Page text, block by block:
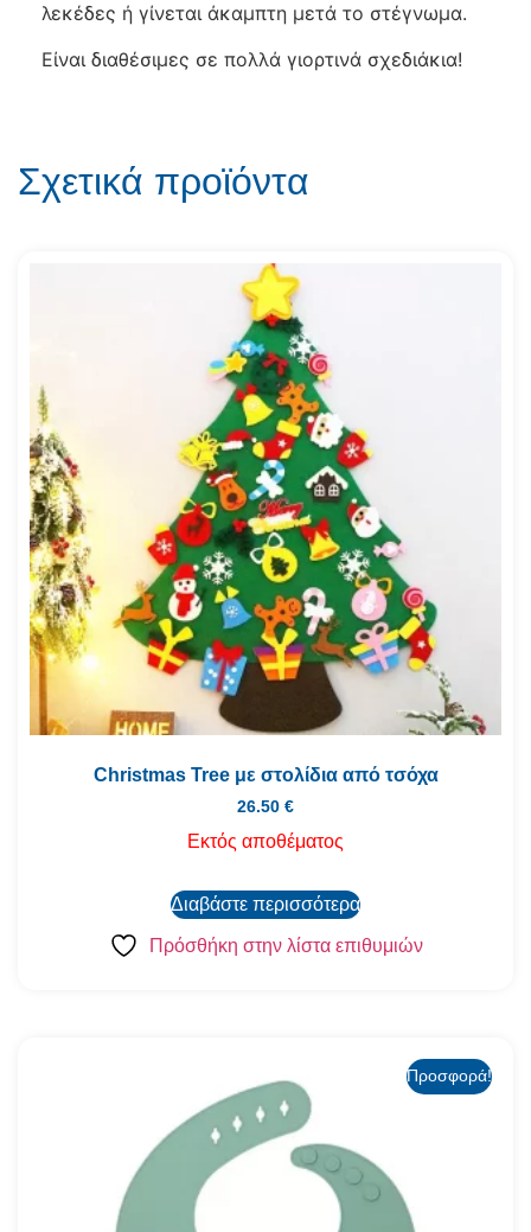
λεκέδες ή γίνεται άκαμπτη μετά το στέγνωμα.
Είναι διαθέσιμες σε πολλά γιορτινά σχεδιάκια!
Σχετικά προϊόντα
Christmas Tree με στολίδια από τσόχα
26.50 €
Εκτός αποθέματος
Διαβάστε περισσότερα
Πρόσθήκη στην λίστα επιθυμιών
Προσφορά!